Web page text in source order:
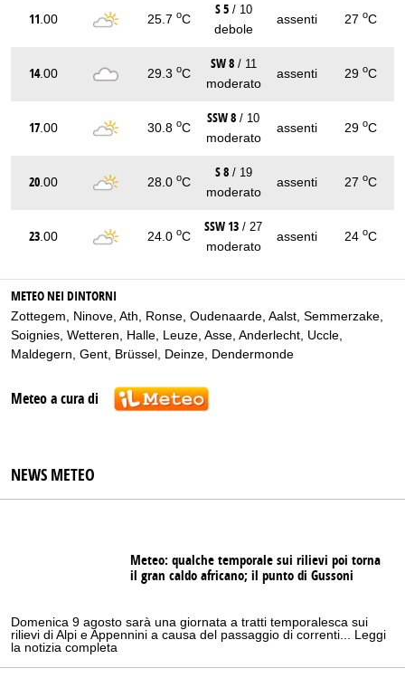
11 .00 25.7 oC
S 5 / 10
debole
assenti 27 oC
14.00 29.3 oC
SW 8 / 11
moderato
assenti 29 oC
17 .00 30.8 oC
SSW 8 / 10
moderato
assenti 29 oC
20 .00 28.0 oC
S 8 / 19
moderato
assenti 27 oC
23 .00 24.0 oC
SSW 13 / 27
moderato
assenti 24 oC
METEO NEI DINTORNI
Zottegem Ninove Ath Ronse Oudenaarde Aalst Semmerzake
Soignies Wetteren Halle Leuze Asse Anderlecht Uccle
Maldegern Gent Brüssel Deinze Dendermonde
Meteo a cura di
NEWS METEO
Meteo: qualche temporale sui rilievi poi torna
il gran caldo africano; il punto di Gussoni
Domenica 9 agosto sarà una giornata a tratti temporalesca sui
rilievi di Alpi e Appennini a causa del passaggio di correnti... Leggi
la notizia completa